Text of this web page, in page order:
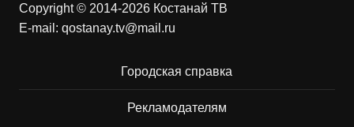
Copyright © 2014-2026 Костанай ТВ
E-mail: qostanay.tv@mail.ru
Городская справка
Рекламодателям